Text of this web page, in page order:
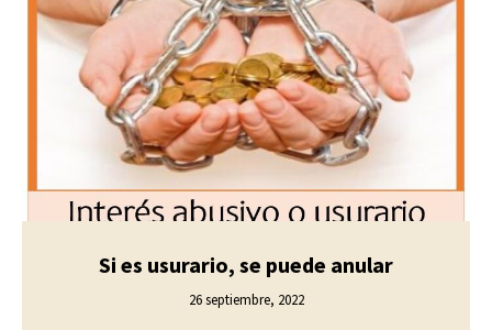
Si es usurario, se puede anular
26 septiembre, 2022